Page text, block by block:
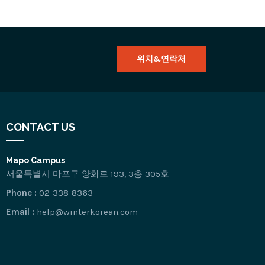
위치&연락처
CONTACT US
Mapo Campus
서울특별시 마포구 양화로 193, 3층 305호
Phone : 02-338-8363
Email : help@winterkorean.com